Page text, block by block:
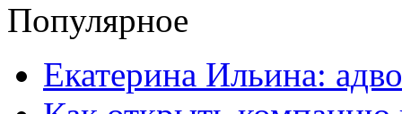
Популярное
Екатерина Ильина: